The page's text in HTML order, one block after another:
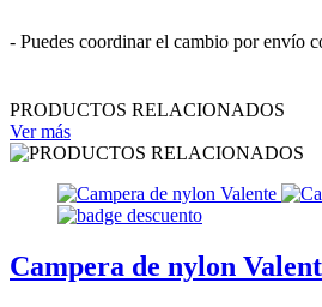
- Puedes coordinar el cambio por envío
PRODUCTOS RELACIONADOS
Ver más
Campera de nylon